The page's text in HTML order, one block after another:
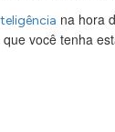
na hora
você tenha